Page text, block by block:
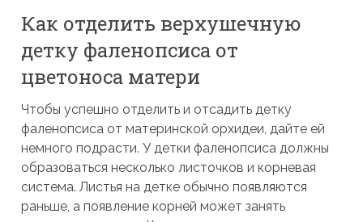
Как отделить верхушечную
детку фаленопсиса от
цветоноса матери
Чтобы успешно отделить и отсадить детку
фаленопсиса от материнской орхидеи, дайте ей
немного подрасти. У детки фаленопсиса должны
образоваться несколько листочков и корневая
система. Листья на детке обычно появляются
раньше, а появление корней может занять